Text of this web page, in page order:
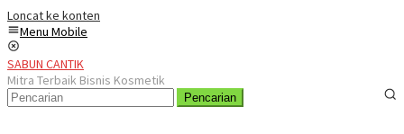
Loncat ke konten
Menu Mobile
SABUN CANTIK
Mitra Terbaik Bisnis Kosmetik
Pencarian